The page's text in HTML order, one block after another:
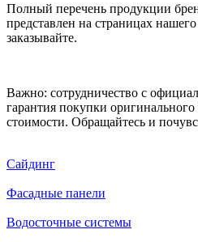
Полный перечень продукции
представлен на страницах
заказывайте.
Важно: сотрудничество с
гарантия покупки оригинального
стоимости. Обращайтесь и
Сайдинг
Фасадные панели
Водосточные системы